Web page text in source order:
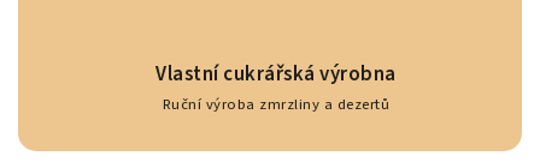
Vlastní cukrářská výrobna
Ruční výroba zmrzliny a dezertů